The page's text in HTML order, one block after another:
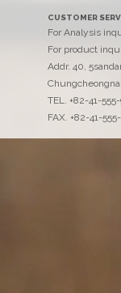
에코
고객을 위해 최선을
CUSTOMER
For Analysis
For product
Addr. 40,
TEL. +82-41-
FAX. +82-41-